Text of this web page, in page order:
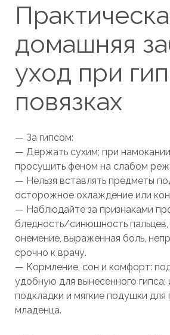
домашняя
уход при
повязках
— За гипсом:
— Держать сухим; при
просушить феном на слабом
— Нельзя вставлять предметы
осторожное охлаждение или
— Наблюдайте за признаками
бледность/синюшность пальцев,
онемение, выраженная боль,
срочно к врачу.
— Кормление, сон и комфорт:
удобную для вынесенного гипса;
подкладки и мягкие подушки
младенца.